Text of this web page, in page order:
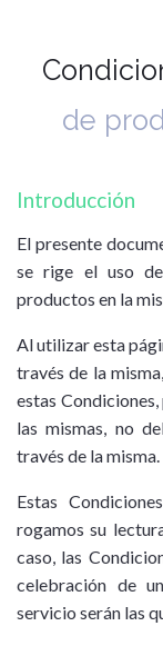
de
Introducción
El presente
se rige el uso
productos en la
Al utilizar esta
través de la
estas
las mismas, no
través de la misma.
Estas
rogamos su
caso, las
celebración de
servicio serán las